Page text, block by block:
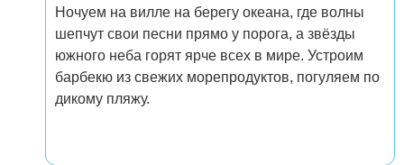
Ночуем на вилле на берегу океана, где волны
шепчут свои песни прямо у порога, а звёзды
южного неба горят ярче всех в мире. Устроим
барбекю из свежих морепродуктов, погуляем по
дикому пляжу.